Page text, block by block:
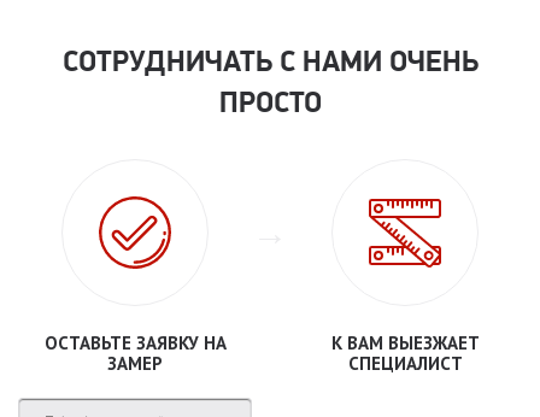
СОТРУДНИЧАТЬ С НАМИ ОЧЕНЬ
ПРОСТО
ОСТАВЬТЕ ЗАЯВКУ НА
ЗАМЕР
К ВАМ ВЫЕЗЖАЕТ
СПЕЦИАЛИСТ